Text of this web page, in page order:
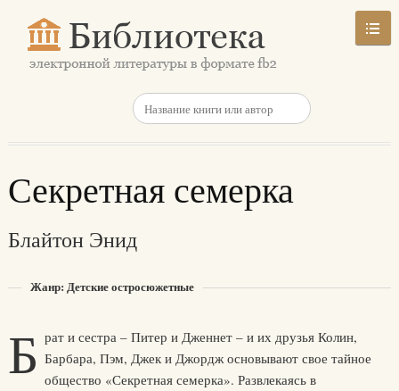
Секретная семерка
Блайтон Энид
Жанр: Детские остросюжетные
Б рат и сестра – Питер и Дженнет – и их друзья Колин,
Барбара, Пэм, Джек и Джордж основывают свое тайное
общество «Секретная семерка». Развлекаясь в